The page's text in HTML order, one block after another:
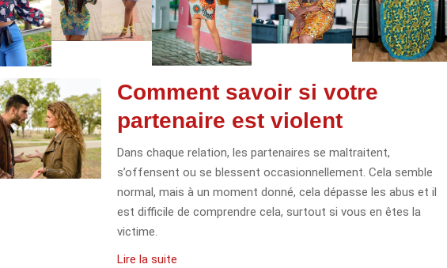
Comment savoir si votre
partenaire est violent
Dans chaque relation, les partenaires se maltraitent,
s’offensent ou se blessent occasionnellement. Cela semble
normal, mais à un moment donné, cela dépasse les abus et il
est difficile de comprendre cela, surtout si vous en êtes la
victime.
Lire la suite